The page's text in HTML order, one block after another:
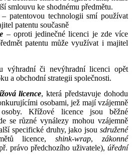
smlouvu ke shodnému předmětu.
– patentovou technologii smí používat
patentu současně
– oproti jedinečné licenci je zde více
patentu může využívat i majitel
výhradní či nevýhradní licenci opět
a obchodní strategii společnosti.
licence, která představuje dohodu
osobami, jež mají vzájemně
Křížové licence jsou běžné
se různé vynálezy mohou vzájemně
specifické druhy, jako jsou sdružené
licence,shink-wrap,zákonné
právo předchozího uživatele), úřední